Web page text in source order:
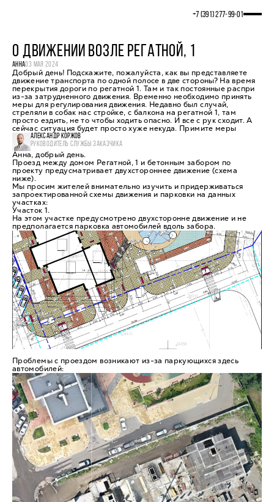
+7 (391) 277‒99‒01
О ДВИЖЕНИИ ВОЗЛЕ РЕГАТНОЙ, 1
АННА03 МАЯ 2024
Добрый день! Подскажите, пожалуйста, как вы представляете
движение транспорта по одной полосе в две стороны? На время
перекрытия дороги по регатной 1. Там и так постоянные распри
из-за затрудненного движения. Временно необходимо принять
меры для регулирования движения. Недавно был случай,
стреляли в собак нас стройке, с балкона на регатной 1, там
просто ездить, не то чтобы ходить опасно. И все с рук сходит. А
сейчас ситуация будет просто хуже некуда. Примите меры
АЛЕКСАНДР КОРЖОВ
РУКОВОДИТЕЛЬ СЛУЖБЫ ЗАКАЗЧИКА
Анна, добрый день.
Проезд между домом Регатной, 1 и бетонным забором по
проекту предусматривает двухстороннее движение (схема
ниже).
Мы просим жителей внимательно изучить и придерживаться
запроектированной схемы движения и парковки на данных
участках:
Участок 1.
На этом участке предусмотрено двухсторонне движение и не
предполагается парковка автомобилей вдоль забора.
Проблемы с проездом возникают из-за паркующихся здесь
автомобилей: